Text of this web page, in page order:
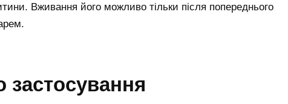
Вживання його можливо тільки після попереднього
застосування